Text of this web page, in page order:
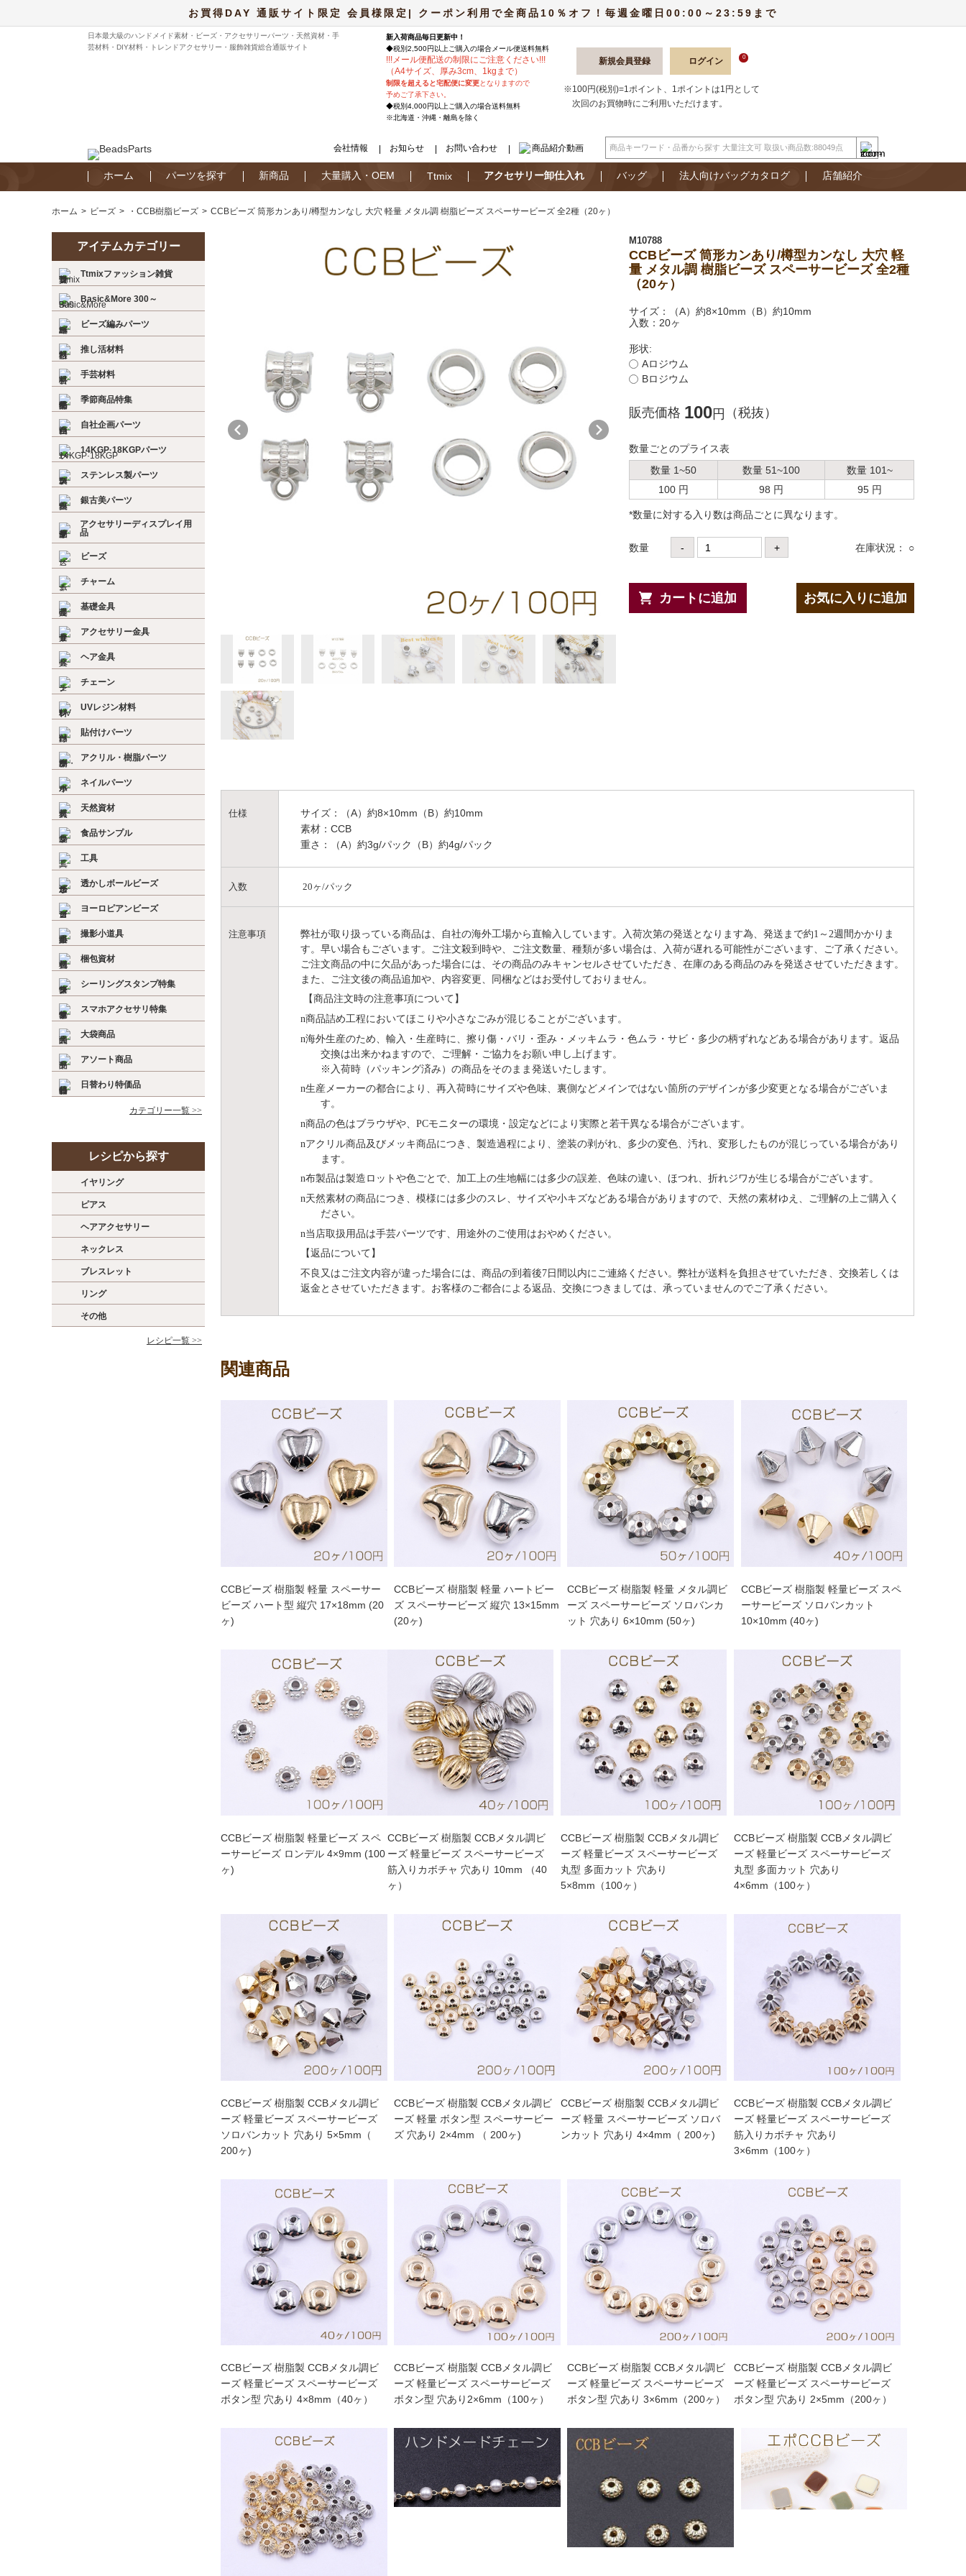
お買得DAY 通販サイト限定 会員様限定| クーポン利用で全商品10％オフ！毎週金曜日00:00～23:59まで
日本最大級のハンドメイド素材・ビーズ・アクセサリーパーツ・天然資材・手
芸材料・DIY材料・トレンドアクセサリー・服飾雑貨総合通販サイト
新入荷商品毎日更新中！
◆税別2,500円以上ご購入の場合 メール便送料無料
!!!メール便配送の制限にご注意ください!!!
（A4サイズ、厚み3cm、1kgまで）
制限を超えると宅配便に変更となりますので
予めご了承下さい。
◆税別4,000円以上ご購入の場合送料無料
※北海道・沖縄・離島を除く
新規会員登録 ログイン 0
※100円(税別)=1ポイント、1ポイントは1円として
次回のお買物時にご利用いただけます。
会社情報 お知らせ お問い合わせ 商品紹介動画
ホーム パーツを探す 新商品 大量購入・OEM Ttmix アクセサリー卸仕入れ バッグ 法人向けバッグカタログ 店舗紹介
ホーム ビーズ ・CCB樹脂ビーズ CCBビーズ 筒形カンあり/樽型カンなし 大穴 軽量 メタル調 樹脂ビーズ スペーサービーズ 全2種（20ヶ）
アイテムカテゴリー
Ttmixファッション雑貨
Basic&More 300～
ビーズ編みパーツ
推し活材料
手芸材料
季節商品特集
自社企画パーツ
14KGP·18KGPパーツ
ステンレス製パーツ
銀古美パーツ
アクセサリーディスプレイ用
品
ビーズ
チャーム
基礎金具
アクセサリー金具
ヘア金具
チェーン
UVレジン材料
貼付けパーツ
アクリル・樹脂パーツ
ネイルパーツ
天然資材
食品サンプル
工具
透かしボールビーズ
ヨーロピアンビーズ
撮影小道具
梱包資材
シーリングスタンプ特集
スマホアクセサリ特集
大袋商品
アソート商品
日替わり特価品
カテゴリー一覧 >>
レシピから探す
イヤリング
ピアス
ヘアアクセサリー
ネックレス
ブレスレット
リング
その他
レシピ一覧 >>
M10788
CCBビーズ 筒形カンあり/樽型カンなし 大穴 軽
量 メタル調 樹脂ビーズ スペーサービーズ 全2種
（20ヶ）
サイズ：（A）約8×10mm（B）約10mm
入数：20ヶ
形状:
Aロジウム
Bロジウム
販売価格 100円 （税抜）
数量ごとのプライス表
数量 1~50
数量 51~100
数量 101~
100 円
98 円 95 円
*数量に対する⼊り数は商品ごとに異なります。
数量 - + 在庫状況： ○
カートに追加 お気に入りに追加
仕様
サイズ：（A）約8×10mm（B）約10mm
素材：CCB
重さ：（A）約3g/パック（B）約4g/パック
入数 20ヶ/パック
注意事項 弊社が取り扱っている商品は、自社の海外工場から直輸入しています。入荷次第の発送となります為、発送まで約1～2週間かかりま
す。早い場合もございます。ご注文殺到時や、ご注文数量、種類が多い場合は、入荷が遅れる可能性がございます、ご了承ください。
ご注文商品の中に欠品があった場合には、その商品のみキャンセルさせていただき、在庫のある商品のみを発送させていただきます。
また、ご注文後の商品追加や、内容変更、同梱などはお受付しておりません。
【商品注文時の注意事項について】
n商品詰め⼯程においてほこりや⼩さなごみが混じることがございます。
n海外⽣産のため、輸⼊・⽣産時に、擦り傷・バリ・歪み・メッキムラ・色ムラ・サビ・多少の柄ずれなどある場合があります。返品
交換は出来かねますので、ご理解・ご協⼒をお願い申し上げます。
※⼊荷時（パッキング済み）の商品をそのまま発送いたします。
n⽣産メーカーの都合により、再⼊荷時にサイズや⾊味、裏側などメインではない箇所のデザインが多少変更となる場合がございま
す。
n商品の⾊はブラウザや、PCモニターの環境・設定などにより実際と若⼲異なる場合がございます。
nアクリル商品及びメッキ商品につき、製造過程により、塗装の剥がれ、多少の変色、汚れ、変形したものが混じっている場合があり
ます。
n布製品は製造ロットや色ごとで、加工上の生地幅には多少の誤差、色味の違い、ほつれ、折れジワが生じる場合がございます。
n天然素材の商品につき、模様には多少のスレ、サイズや小キズなどある場合がありますので、天然の素材ゆえ、ご理解の上ご購入く
ださい。
n当店取扱用品は⼿芸パーツです、⽤途外のご使⽤はおやめください。
【返品について】
不良又はご注文内容が違った場合には、商品の到着後7日間以内にご連絡ください。弊社が送料を負担させていただき、交換若しくは
返金とさせていただきます。お客様のご都合による返品、交換につきましては、承っていませんのでご了承ください。
関連商品
CCBビーズ 樹脂製 軽量 スペーサー
ビーズ ハート型 縦穴 17×18mm (20
ヶ)
CCBビーズ 樹脂製 軽量 ハートビー
ズ スペーサービーズ 縦穴 13×15mm
(20ヶ)
CCBビーズ 樹脂製 軽量 メタル調ビ
ーズ スペーサービーズ ソロバンカ
ット 穴あり 6×10mm (50ヶ)
CCBビーズ 樹脂製 軽量ビーズ スペ
ーサービーズ ソロバンカット
10×10mm (40ヶ)
CCBビーズ 樹脂製 軽量ビーズ スペ
ーサービーズ ロンデル 4×9mm (100
ヶ)
CCBビーズ 樹脂製 CCBメタル調ビ
ーズ 軽量ビーズ スペーサービーズ
筋入りカボチャ 穴あり 10mm （40
ヶ）
CCBビーズ 樹脂製 CCBメタル調ビ
ーズ 軽量ビーズ スペーサービーズ
丸型 多面カット 穴あり
5×8mm（100ヶ）
CCBビーズ 樹脂製 CCBメタル調ビ
ーズ 軽量ビーズ スペーサービーズ
丸型 多面カット 穴あり
4×6mm（100ヶ）
CCBビーズ 樹脂製 CCBメタル調ビ
ーズ 軽量ビーズ スペーサービーズ
ソロバンカット 穴あり 5×5mm（
200ヶ)
CCBビーズ 樹脂製 CCBメタル調ビ
ーズ 軽量 ボタン型 スペーサービー
ズ 穴あり 2×4mm （ 200ヶ)
CCBビーズ 樹脂製 CCBメタル調ビ
ーズ 軽量 スペーサービーズ ソロバ
ンカット 穴あり 4×4mm（ 200ヶ)
CCBビーズ 樹脂製 CCBメタル調ビ
ーズ 軽量ビーズ スペーサービーズ
筋入りカボチャ 穴あり
3×6mm（100ヶ）
CCBビーズ 樹脂製 CCBメタル調ビ
ーズ 軽量ビーズ スペーサービーズ
ボタン型 穴あり 4×8mm（40ヶ）
CCBビーズ 樹脂製 CCBメタル調ビ
ーズ 軽量ビーズ スペーサービーズ
ボタン型 穴あり2×6mm（100ヶ）
CCBビーズ 樹脂製 CCBメタル調ビ
ーズ 軽量ビーズ スペーサービーズ
ボタン型 穴あり 3×6mm（200ヶ）
CCBビーズ 樹脂製 CCBメタル調ビ
ーズ 軽量ビーズ スペーサービーズ
ボタン型 穴あり 2×5mm（200ヶ）